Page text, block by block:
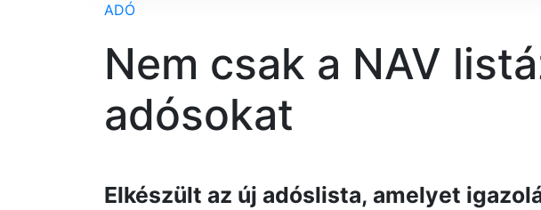
ADÓ
Nem csak a NAV
adósokat
Elkészült az új adóslista, amelyet